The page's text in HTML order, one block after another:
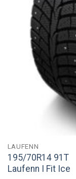
LAUFENN
195/70R14 91T
Laufenn I Fit Ice